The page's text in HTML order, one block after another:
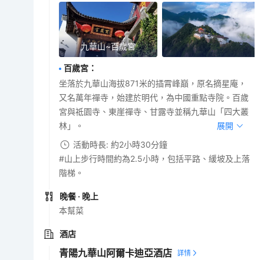
九華山~百歲宮
百歲宮 ：
坐落於九華山海拔871米的插霄峰巔，原名摘星庵，
又名萬年禪寺，始建於明代，為中國重點寺院。百歲
宮與祗園寺、東崖禪寺、甘露寺並稱九華山「四大叢
林」。
展開
活動時長: 約2小時30分鐘
#山上步行時間約為2.5小時，包括平路、緩坡及上落
階梯。
晚餐 · 晚上
本幫菜
酒店
青陽九華山阿爾卡迪亞酒店